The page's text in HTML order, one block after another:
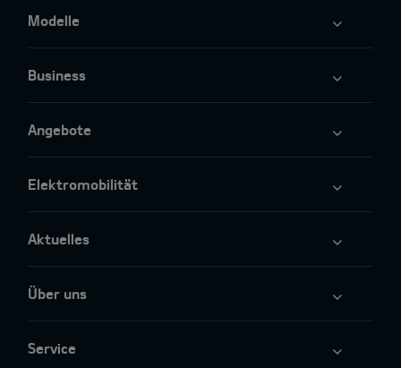
Modelle
Business
Angebote
Elektromobilität
Aktuelles
Über uns
Service